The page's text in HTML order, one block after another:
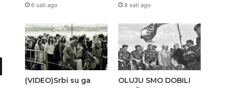
6 sati ago 8 sati ago
(VIDEO)Srbi su ga
OLUJU SMO DOBILI